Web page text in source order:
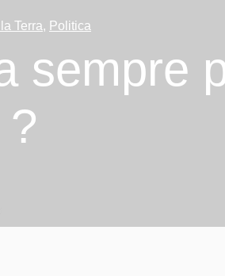
Terra, Politica
sempre